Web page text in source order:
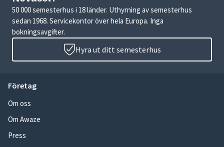
50 000 semesterhus i 18 länder. Uthyrning av semesterhus
sedan 1968. Servicekontor över hela Europa. Inga
bokningsavgifter.
Hyra ut ditt semesterhus
Företag
Om oss
Om Awaze
Press